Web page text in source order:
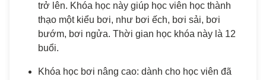
trở lên. Khóa học này giúp học viên học thành
thạo một kiểu bơi, như bơi ếch, bơi sải, bơi
bướm, bơi ngửa. Thời gian học khóa này là 12
buổi.
Khóa học bơi nâng cao: dành cho học viên đã